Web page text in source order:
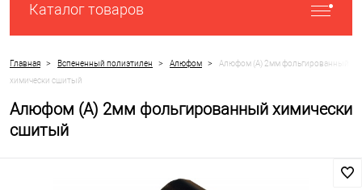
Каталог товаров
Главная > Вспененный полиэтилен > Алюфом >
Алюфом (А) 2мм фольгированный
химически сшитый
Алюфом (А) 2мм фольгированный химически
сшитый